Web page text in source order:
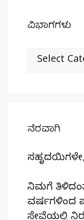
ವಿಭಾಗಗಳು
ವಿಭಾಗಗಳು
ನೆರವಾಗಿ
ಸಹೃದಯಿಗಳೇ,
ನಿಮಗೆ
ವರ್ಷಗಳಿಂದ